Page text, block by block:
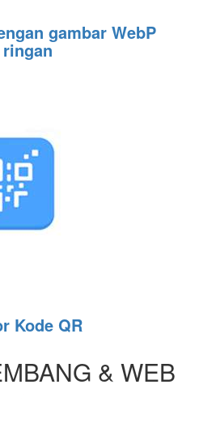
gambar WebP
Kode QR
& WEB